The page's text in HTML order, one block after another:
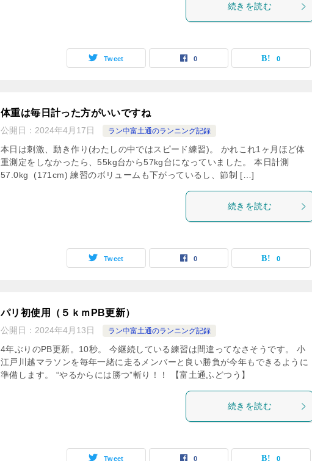
続きを読む
Tweet 0 0
体重は毎日計った方がいいですね
公開日： 2024年4月17日 ラン中富土通のランニング記録
本日は刺激、動き作り(わたしの中ではスピード練習)。 かれこれ1ヶ月ほど体
重測定をしなかったら、55kg台から57kg台になっていました。 本日計測
57.0kg (171cm) 練習のボリュームも下がっているし、節制 […]
続きを読む
Tweet 0 0
パリ初使用（５ｋｍPB更新）
公開日： 2024年4月13日 ラン中富土通のランニング記録
4年ぶりのPB更新。10秒。 今継続している練習は間違ってなさそうです。 小
江戸川越マラソンを毎年一緒に走るメンバーと良い勝負が今年もできるように
準備します。 “やるからには勝つ”斬り！！ 【富土通ふどつう】
続きを読む
Tweet 0 0